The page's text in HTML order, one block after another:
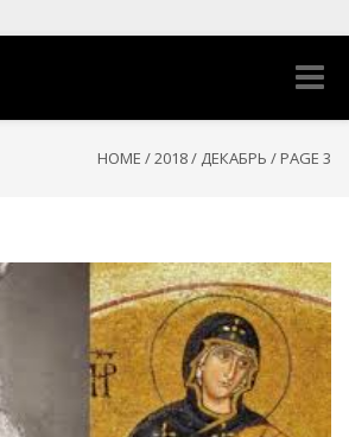
Toggle
HOME /2018/ ДЕКАБРЬ / PAGE 3